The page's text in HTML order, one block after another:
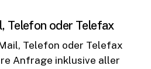
Telefon oder Telefax
Telefon oder Telefax
Anfrage inklusive aller